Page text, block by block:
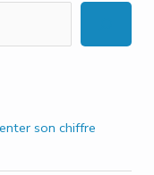
son chiffre